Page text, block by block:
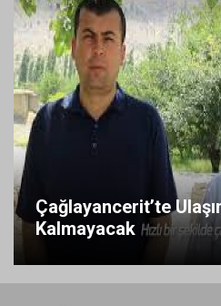
Çağlayancerit’te
Kalmayacak